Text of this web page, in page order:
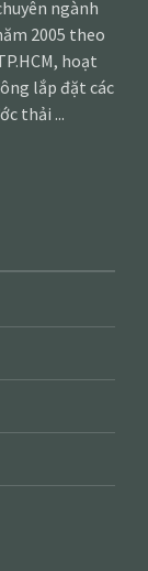
ngành
2005 theo
hoạt
lắp đặt các
thải ...